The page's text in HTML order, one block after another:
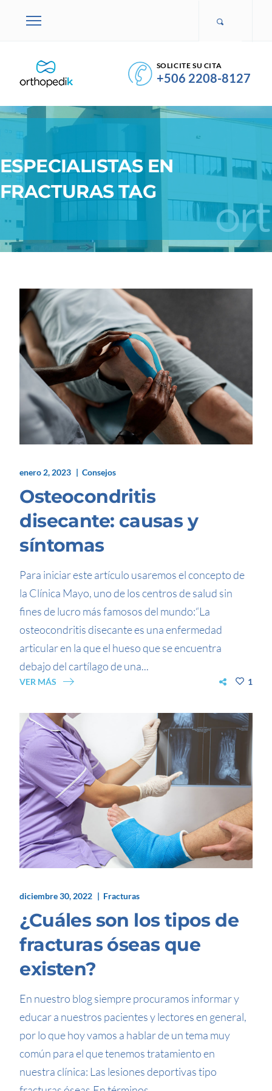
SOLICITE SU CITA
+506 2208-8127
ESPECIALISTAS EN
FRACTURAS TAG
enero 2, 2023 Consejos
Osteocondritis
disecante: causas y
síntomas
Para iniciar este artículo usaremos el concepto de
la Clínica Mayo, uno de los centros de salud sin
fines de lucro más famosos del mundo:“La
osteocondritis disecante es una enfermedad
articular en la que el hueso que se encuentra
debajo del cartílago de una...
VER MÁS 1
diciembre 30, 2022 Fracturas
¿Cuáles son los tipos de
fracturas óseas que
existen?
En nuestro blog siempre procuramos informar y
educar a nuestros pacientes y lectores en general,
por lo que hoy vamos a hablar de un tema muy
común para el que tenemos tratamiento en
nuestra clínica: Las lesiones deportivas tipo